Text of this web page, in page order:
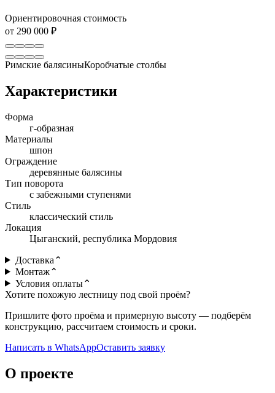
Ориентировочная стоимость
от 290 000 ₽
Римские балясиныКоробчатые столбы
Характеристики
Форма
г-образная
Материалы
шпон
Ограждение
деревянные балясины
Тип поворота
с забежными ступенями
Стиль
классический стиль
Локация
Цыганский, республика Мордовия
Доставка ⌃
Монтаж⌃
Условия оплаты⌃
Хотите похожую лестницу под свой проём?
Пришлите фото проёма и примерную высоту — подберём
конструкцию, рассчитаем стоимость и сроки.
Написать в WhatsAppОставить заявку
О проекте